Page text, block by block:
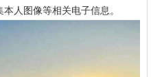
人图像等相关电子信息。